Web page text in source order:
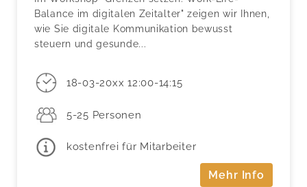
Balance im digitalen Zeitalter" zeigen wir Ihnen,
wie Sie digitale Kommunikation bewusst
steuern und gesunde...
18-03-20xx 12:00-14:15
5-25 Personen
kostenfrei für Mitarbeiter
Mehr Info